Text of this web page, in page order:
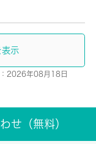
示
2026年08月18日
せ（無料）